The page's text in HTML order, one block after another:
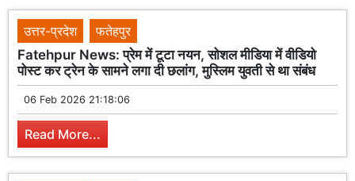
उत्तर-प्रदेश
फतेहपुर
Fatehpur News: प्रेम में टूटा नयन, सोशल मीडिया में वीडियो
पोस्ट कर ट्रेन के सामने लगा दी छलांग, मुस्लिम युवती से था संबंध
06 Feb 2026 21:18:06
Read More...